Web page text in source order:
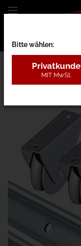
13AC - Bodengeführt
Bitte wählen:
Privatkunde
MIT MwSt.